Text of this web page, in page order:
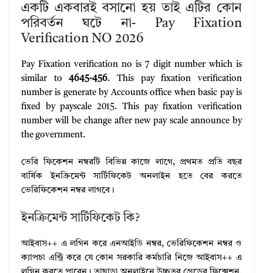
একটি একবারই বসানো হয় তাই এটির কোন
পরিবর্তন ঘটে না- Pay Fixation
Verification NO 2026
Pay Fixation verification no is 7 digit number which is
similar to4645-456. This pay fixation verification
number is generate by Accounts office when basic pay is
fixed by payscale 2015. This pay fixation verification
number will be change after new pay scale announce by
the government.
ভেরি ফিকেশন নম্বরটি বিভিন্ন কাজে লাগে, প্রথমত প্রতি বছর
বার্ষিক ইনক্রিমেন্ট সার্টিফিকেট অনলাইন হতে বের করতে
ভেরিফিকেশন নম্বর লাগবে।
ইনক্রিমেন্ট সার্টিফিকেট কি?
আইবাস++ এ লগিন করে এনআইডি নম্বর, ভেরিফিকেশন নম্বর ও
ক্যাপচা এন্ট্রি করে যে কোন সরকারি কর্মচারি নিজে আইবাস++ এ